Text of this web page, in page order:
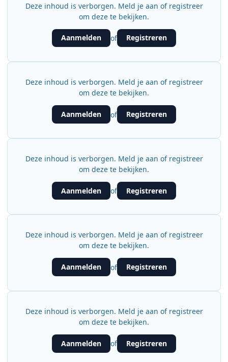
Deze inhoud is verborgen. Meld je aan of registreer
om deze te bekijken.
Aanmelden of Registreren
Deze inhoud is verborgen. Meld je aan of registreer
om deze te bekijken.
Aanmelden of Registreren
Deze inhoud is verborgen. Meld je aan of registreer
om deze te bekijken.
Aanmelden of Registreren
Deze inhoud is verborgen. Meld je aan of registreer
om deze te bekijken.
Aanmelden of Registreren
Deze inhoud is verborgen. Meld je aan of registreer
om deze te bekijken.
Aanmelden of Registreren